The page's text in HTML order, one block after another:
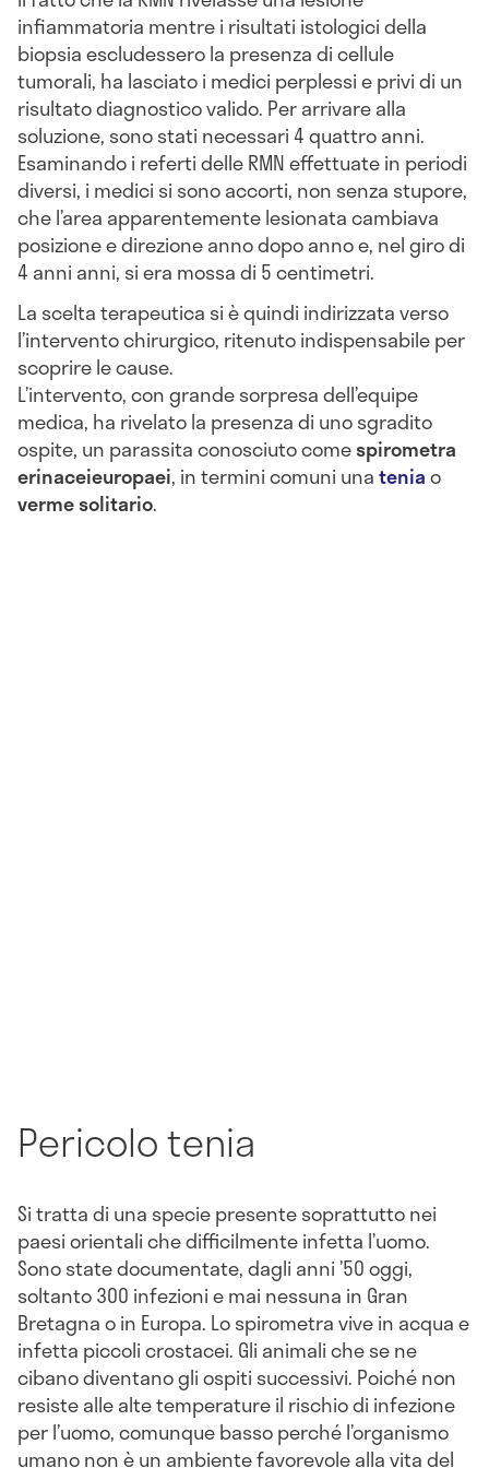
infiammatoria mentre i risultati istologici della
biopsia escludessero la presenza di cellule
tumorali, ha lasciato i medici perplessi e privi di un
risultato diagnostico valido. Per arrivare alla
soluzione, sono stati necessari 4 quattro anni.
Esaminando i referti delle RMN effettuate in periodi
diversi, i medici si sono accorti, non senza stupore,
che l’area apparentemente lesionata cambiava
posizione e direzione anno dopo anno e, nel giro di
4 anni anni, si era mossa di 5 centimetri.
La scelta terapeutica si è quindi indirizzata verso
l’intervento chirurgico, ritenuto indispensabile per
scoprire le cause.
L’intervento, con grande sorpresa dell’equipe
medica, ha rivelato la presenza di uno sgradito
ospite, un parassita conosciuto comespirometra
erinaceieuropaei, in termini comuni unateniao
verme solitario.
Pericolo tenia
Si tratta di una specie presente soprattutto nei
paesi orientali che difficilmente infetta l’uomo.
Sono state documentate, dagli anni ’50 oggi,
soltanto 300 infezioni e mai nessuna in Gran
Bretagna o in Europa. Lo spirometra vive in acqua e
infetta piccoli crostacei. Gli animali che se ne
cibano diventano gli ospiti successivi. Poiché non
resiste alle alte temperature il rischio di infezione
per l’uomo, comunque basso perché l’organismo
umano non è un ambiente favorevole alla vita del